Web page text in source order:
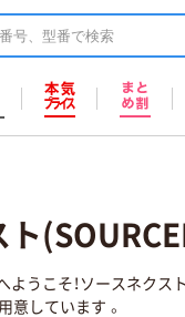
ようこそ！ソースネク
意しています 。